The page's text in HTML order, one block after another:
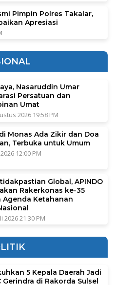
Pimpin Polres Takalar,
Apresiasi
Nasaruddin Umar
Persatuan dan
Umat
2026 19:58 PM
Monas Ada Zikir dan Doa
Terbuka untuk Umum
12:00 PM
Global, APINDO
Rakerkonas ke-35
Agenda Ketahanan
2026 21:30 PM
5 Kepala Daerah Jadi
Gerindra di Rakorda Sulsel